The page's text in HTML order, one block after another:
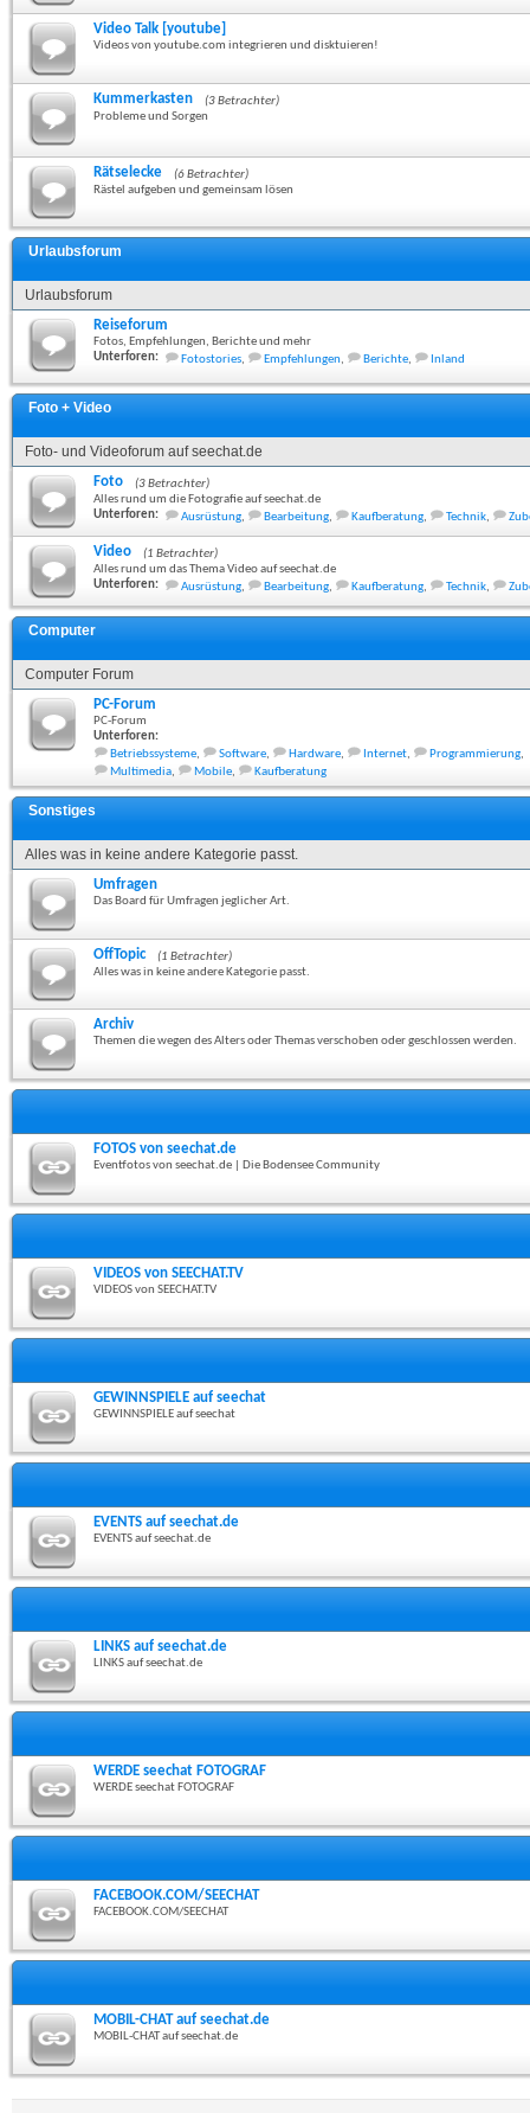
Video Talk [youtube]
Videos von youtube.com integrieren und disktuieren!
Kummerkasten
(3 Betrachter)
Probleme und Sorgen
Rätselecke
(6 Betrachter)
Rästel aufgeben und gemeinsam lösen
Urlaubsforum
Urlaubsforum
Reiseforum
Fotos, Empfehlungen, Berichte und mehr
Unterforen:
Fotostories, Empfehlungen, Berichte, Inland
Foto + Video
Foto- und Videoforum auf seechat.de
Foto
(3 Betrachter)
Alles rund um die Fotografie auf seechat.de
Unterforen:
Ausrüstung, Bearbeitung, Kaufberatung, Technik,
Video
(1 Betrachter)
Alles rund um das Thema Video auf seechat.de
Unterforen:
Ausrüstung, Bearbeitung, Kaufberatung, Technik,
Computer
Computer Forum
PC-Forum
PC-Forum
Unterforen:
Betriebssysteme, Software, Hardware, Internet, Programmierung,
Multimedia, Mobile, Kaufberatung
Sonstiges
Alles was in keine andere Kategorie passt.
Umfragen
Das Board für Umfragen jeglicher Art.
OffTopic
(1 Betrachter)
Alles was in keine andere Kategorie passt.
Archiv
Themen die wegen des Alters oder Themas verschoben oder geschlossen werden.
FOTOS von seechat.de
Eventfotos von seechat.de | Die Bodensee Community
VIDEOS von SEECHAT.TV
VIDEOS von SEECHAT.TV
GEWINNSPIELE auf seechat
GEWINNSPIELE auf seechat
EVENTS auf seechat.de
EVENTS auf seechat.de
LINKS auf seechat.de
LINKS auf seechat.de
WERDE seechat FOTOGRAF
WERDE seechat FOTOGRAF
FACEBOOK.COM/SEECHAT
FACEBOOK.COM/SEECHAT
MOBIL-CHAT auf seechat.de
MOBIL-CHAT auf seechat.de